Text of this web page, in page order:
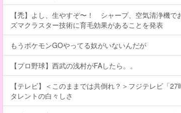
【禿】よし、生やすぞ〜！ シャープ、空気清浄機で
ズマクラスター技術に育毛効果があることを発表
もうポケモンGOやってる奴がいないんだが
【プロ野球】西武の浅村がFAしたら。。
【テレビ】＜このままでは共倒れ？＞フジテレビ「27
タレントの白々しさ